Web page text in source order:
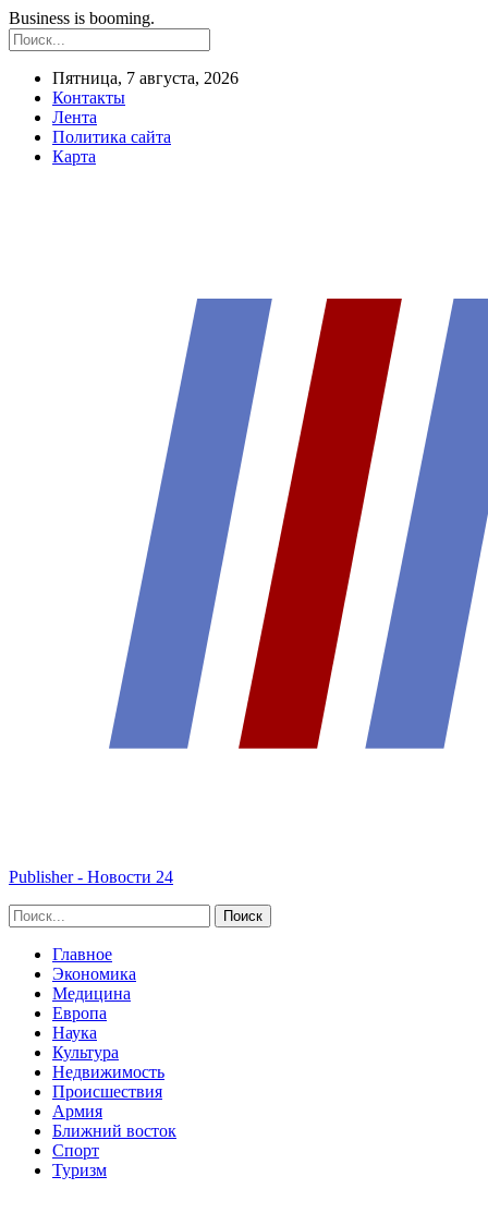
Business is booming.
Пятница, 7 августа, 2026
Контакты
Лента
Политика сайта
Карта
Publisher - Новости 24
Главное
Экономика
Медицина
Европа
Наука
Культура
Недвижимость
Происшествия
Армия
Ближний восток
Спорт
Туризм